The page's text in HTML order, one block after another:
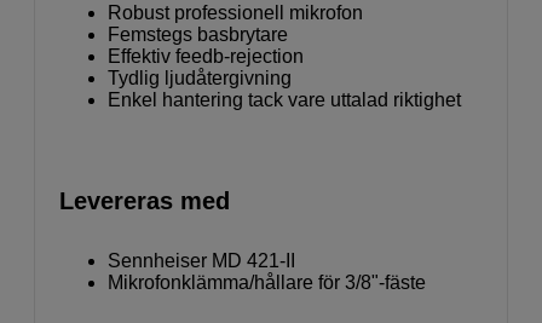
Robust professionell mikrofon
Femstegs basbrytare
Effektiv feedb-rejection
Tydlig ljudåtergivning
Enkel hantering tack vare uttalad riktighet
Levereras med
Sennheiser MD 421-II
Mikrofonklämma/hållare för 3/8"-fäste